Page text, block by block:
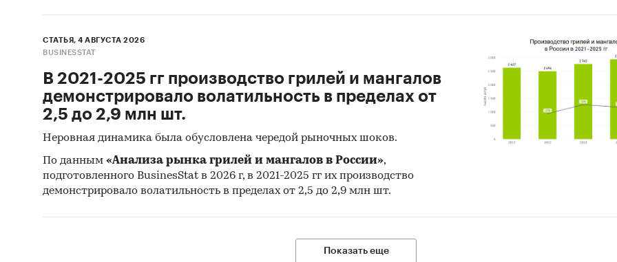
законодательные акты, таможенное и тарифное
2021-2025 гг, прогноз на 2026-2030 гг
География исследования
Россия, федеральные округа
страны мира (экспорт и импорт)
ДЛЯ КОГО ПРЕДНАЗНАЧЕН ОТЧЕТ
производители плавательных принадлежностей:
развития
СТАТЬЯ, 4 АВГУСТА 2026
BUSINESSTAT
В 2021-2025 гг производство грилей и мангалов
демонстрировало волатильность в пределах от
2,5 до 2,9 млн шт.
Неровная динамика была обусловлена чередой рыночных шоков.
По данным «Анализа рынка грилей и мангалов в России»,
подготовленного BusinesStat в 2026 г, в 2021-2025 гг их производство
демонстрировало волатильность в пределах от 2,5 до 2,9 млн шт.
Показать еще